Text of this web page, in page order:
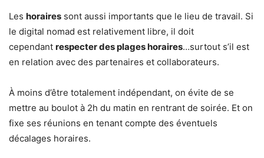
Les horaires sont aussi importants que le lieu de travail. Si
le digital nomad est relativement libre, il doit
cependant respecter des plages horaires…surtout s’il est
en relation avec des partenaires et collaborateurs.
À moins d’être totalement indépendant, on évite de se
mettre au boulot à 2h du matin en rentrant de soirée. Et on
fixe ses réunions en tenant compte des éventuels
décalages horaires.